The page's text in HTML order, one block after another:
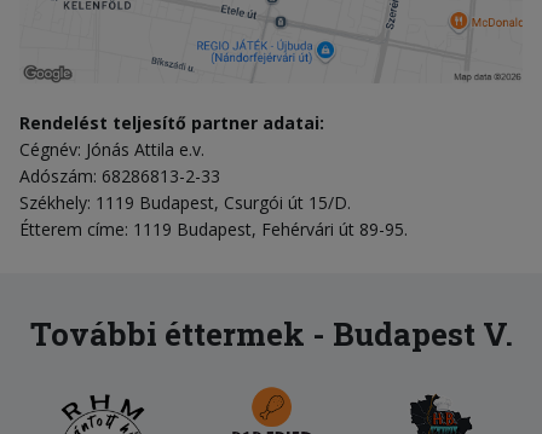
Rendelést teljesítő partner adatai:
Cégnév: Jónás Attila e.v.
Adószám: 68286813-2-33
Székhely: 1119 Budapest, Csurgói út 15/D.
Étterem címe: 1119 Budapest, Fehérvári út 89-95.
További éttermek - Budapest V.